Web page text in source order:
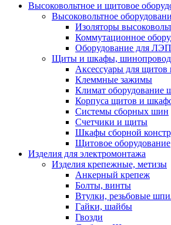
Высоковольтное и щитовое
Высоковольтное
Изоляторы
Коммутационное
Оборудование для ЛЭП
Щиты и шкафы, шинопровод
Аксессуары для
Клеммные зажимы
Климат оборудование
Корпуса щитов и
Системы сборных шин
Счетчики и щиты
Шкафы сборной
Щитовое оборудование
Изделия для электромонтажа
Изделия крепежные, метизы
Анкерный крепеж
Болты, винты
Втулки, резьбовые
Гайки, шайбы
Гвозди